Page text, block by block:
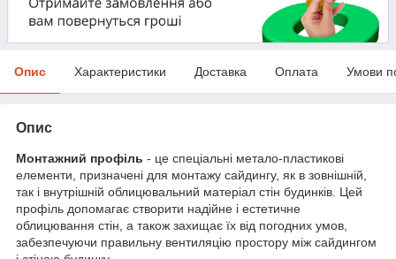
Опис Характеристики Доставка Оплата Умови
Опис
Монтажний профіль - це спеціальні метало-пластикові
елементи, призначені для монтажу сайдингу, як в зовнішній,
так і внутрішній облицювальний матеріал стін будинків. Цей
профіль допомагає створити надійне і естетичне
облицювання стін, а також захищає їх від погодних умов,
забезпечуючи правильну вентиляцію простору між сайдингом